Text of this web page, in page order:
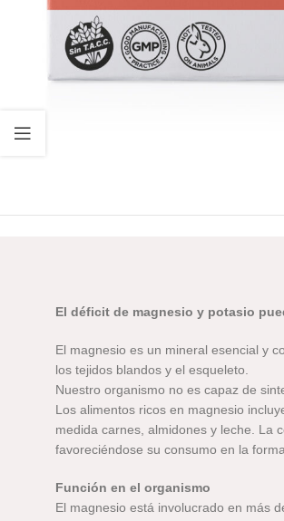
El déficit de magnesio y potasio
El magnesio es un mineral esencial y
los tejidos blandos y el esqueleto.
Nuestro organismo no es capaz de
Los alimentos ricos en magnesio
medida carnes, almidones y leche. La
favoreciéndose su consumo en la
Función en el organismo
El magnesio está involucrado en más